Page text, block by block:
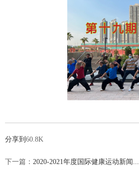
分享到 60.8K
下一篇： 2020-2021年度国际健康运动新闻...